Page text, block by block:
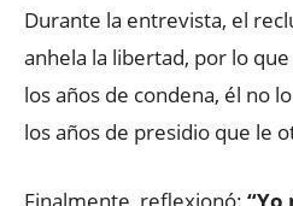
Durante la entrevista, el
anhela la libertad, por lo
los años de condena, él no
los años de presidio que le
Finalmente, reflexionó: “Yo